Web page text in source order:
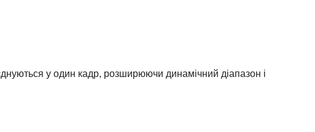
у один кадр, розширюючи динамічний діапазон і